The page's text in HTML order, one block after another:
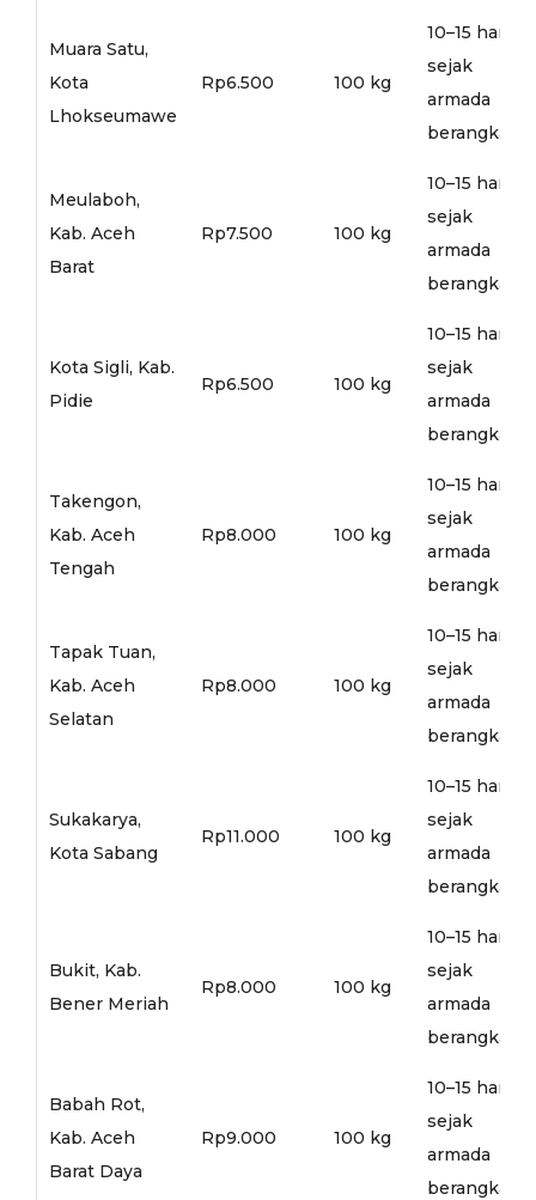
Muara Satu,
Kota
Lhokseumawe
Rp6.500 100 kg
10–15 hari
sejak
armada
berangkat
Meulaboh,
Kab. Aceh
Barat
Rp7.500 100 kg
10–15 hari
sejak
armada
berangkat
Kota Sigli, Kab.
Pidie
Rp6.500 100 kg
10–15 hari
sejak
armada
berangkat
Takengon,
Kab. Aceh
Tengah
Rp8.000 100 kg
10–15 hari
sejak
armada
berangkat
Tapak Tuan,
Kab. Aceh
Selatan
Rp8.000 100 kg
10–15 hari
sejak
armada
berangkat
Sukakarya,
Kota Sabang
Rp11.000 100 kg
10–15 hari
sejak
armada
berangkat
Bukit, Kab.
Bener Meriah
Rp8.000 100 kg
10–15 hari
sejak
armada
berangkat
Babah Rot,
Kab. Aceh
Barat Daya
Rp9.000 100 kg
10–15 hari
sejak
armada
berangkat